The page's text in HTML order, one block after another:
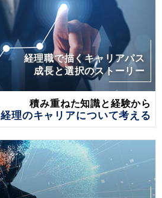
経理職で描くキャリアパス
成長と選択のストーリー
積み重ねた知識と経験から
経理のキャリアについて考える